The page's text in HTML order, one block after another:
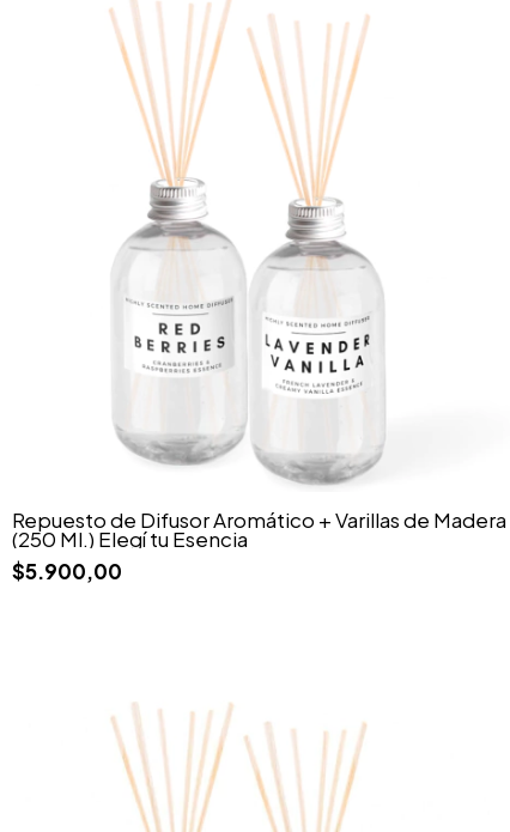
Repuesto de Difusor Aromático + Varillas de Madera
(250 Ml.) Elegí tu Esencia
$5.900,00